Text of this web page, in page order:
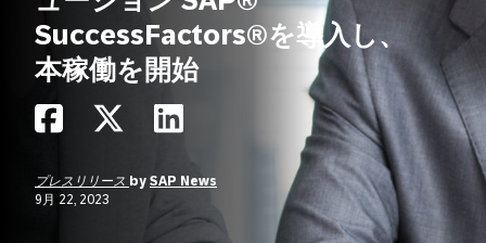
SuccessFactors®を導入し、
本稼働を開始
プレスリリース by SAP News
9月 22, 2023